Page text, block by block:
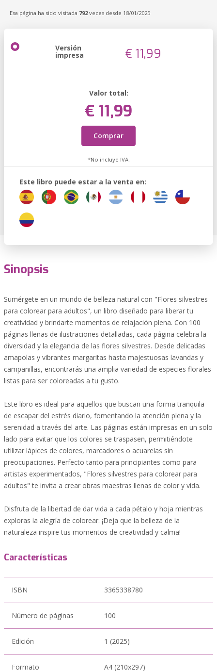
Esa página ha sido visitada 792veces desde 18/01/2025
Versión
impresa € 11,99
Valor total:
€ 11,99
Comprar
*No incluye IVA.
Este libro puede estar a la venta en:
Sinopsis
Sumérgete en un mundo de belleza natural con "Flores silvestres
para colorear para adultos", un libro diseñado para liberar tu
creatividad y brindarte momentos de relajación plena. Con 100
páginas llenas de ilustraciones detalladas, cada página celebra la
diversidad y la elegancia de las flores silvestres. Desde delicadas
amapolas y vibrantes margaritas hasta majestuosas lavandas y
campanillas, encontrarás una amplia variedad de especies florales
listas para ser coloreadas a tu gusto.
Este libro es ideal para aquellos que buscan una forma tranquila
de escapar del estrés diario, fomentando la atención plena y la
serenidad a través del arte. Las páginas están impresas en un solo
lado para evitar que los colores se traspasen, permitiéndote
utilizar lápices de colores, marcadores o acuarelas sin
preocupaciones. Perfecto tanto para principiantes como para
artistas experimentados, "Flores silvestres para colorear para
adultos" te invita a crear obras maestras llenas de color y vida.
Disfruta de la libertad de dar vida a cada pétalo y hoja mientras
exploras la alegría de colorear. ¡Deja que la belleza de la
naturaleza inspire tus momentos de creatividad y calma!
Características
ISBN 3365338780
Número de páginas 100
Edición 1 (2025)
Formato A4 (210x297)